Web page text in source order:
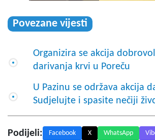
Povezane vijesti
Organizira se akcija
darivanja krvi u Poreču
U Pazinu se održava akcija
Sudjelujte i spasite nečiji
Podijeli: Facebook X WhatsApp